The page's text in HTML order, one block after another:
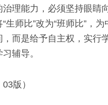
能力，必须坚持眼睛
生师比”改为“班师比”，
而是给予自主权，实
辅导。
版）